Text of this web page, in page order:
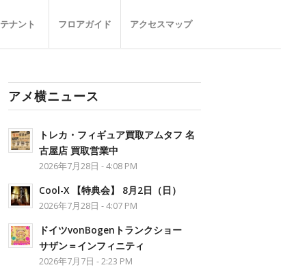
テナント フロアガイド アクセスマップ
アメ横ニュース
トレカ・フィギュア買取アムタフ 名
古屋店 買取営業中
2026年7月28日 - 4:08 PM
Cool-X 【特典会】 8月2日（日）
2026年7月28日 - 4:07 PM
ドイツvonBogenトランクショー
サザン＝インフィニティ
2026年7月7日 - 2:23 PM